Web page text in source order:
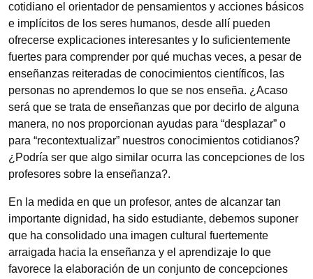
cotidiano el orientador de pensamientos y acciones básicos
e implícitos de los seres humanos, desde allí pueden
ofrecerse explicaciones interesantes y lo suficientemente
fuertes para comprender por qué muchas veces, a pesar de
enseñanzas reiteradas de conocimientos científicos, las
personas no aprendemos lo que se nos enseña. ¿Acaso
será que se trata de enseñanzas que por decirlo de alguna
manera, no nos proporcionan ayudas para “desplazar” o
para “recontextualizar” nuestros conocimientos cotidianos?
¿Podría ser que algo similar ocurra las concepciones de los
profesores sobre la enseñanza?.
En la medida en que un profesor, antes de alcanzar tan
importante dignidad, ha sido estudiante, debemos suponer
que ha consolidado una imagen cultural fuertemente
arraigada hacia la enseñanza y el aprendizaje lo que
favorece la elaboración de un conjunto de concepciones